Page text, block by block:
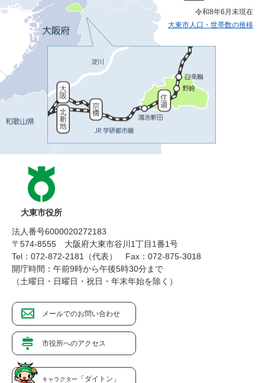
令和8年6月末現在
大東市人口・世帯数の推移
大東市役所
法人番号6000020272183
〒574-8555 大阪府大東市谷川1丁目1番1号
Tel：072-872-2181（代表）
Fax：072-875-3018
開庁時間：午前9時から午後5時30分まで
（土曜日・日曜日・祝日・年末年始を除く）
メールでのお問い合わせ
市役所へのアクセス
キャラクター 「ダイトン」